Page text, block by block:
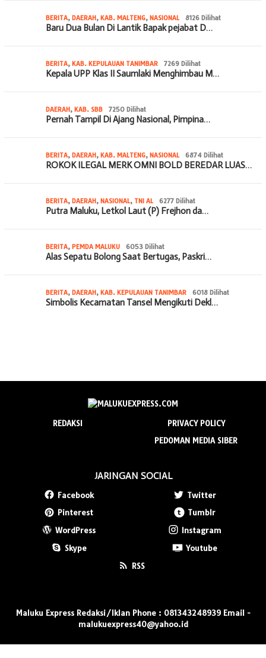
BERITA, DAERAH, KAB. MALTENG, NASIONAL 8126 Dilihat
Baru Dua Bulan Di Lantik Bapak pejabat D…
BERITA, KAB. KEPULAUAN TANIMBAR 7269 Dilihat
Kepala UPP Klas II Saumlaki Menghimbau M…
DAERAH, KAB. SBB 7250 Dilihat
Pernah Tampil Di Ajang Nasional, Pimpina…
BERITA, DAERAH, KAB. MALTENG, NASIONAL 6874 Dilihat
ROKOK ILEGAL MERK OMNI BOLD BEREDAR LUAS…
BERITA, DAERAH, NASIONAL, TNI AL 6277 Dilihat
Putra Maluku, Letkol Laut (P) Frejhon da…
BERITA, PEMDA MALUKU 6053 Dilihat
Alas Sepatu Bolong Saat Bertugas, Paskri…
BERITA, DAERAH, KAB. KEPULAUAN TANIMBAR 6018 Dilihat
Simbolis Kecamatan Tansel Mengikuti Dekl…
REDAKSI
PRIVACY POLICY
PEDOMAN MEDIA SIBER
JARINGAN SOCIAL
Facebook
Twitter
Pinterest
Tumblr
WordPress
Instagram
Skype
Youtube
RSS
Maluku Express Redaksi/Iklan Phone : 081343248939 Email -
malukuexpress40@yahoo.id